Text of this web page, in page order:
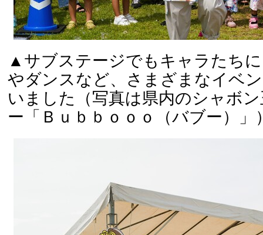
▲サブステージでもキャラたち
やダンスなど、さまざまなイベ
いました（写真は県内のシャボ
ー「Ｂｕｂｂｏｏｏ（バブー）」